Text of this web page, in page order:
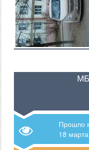
Прошло
18